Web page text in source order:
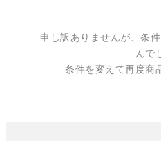
申し訳ありませんが、条
んで
条件を変えて再度商